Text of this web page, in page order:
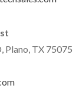
Plano, TX 75075